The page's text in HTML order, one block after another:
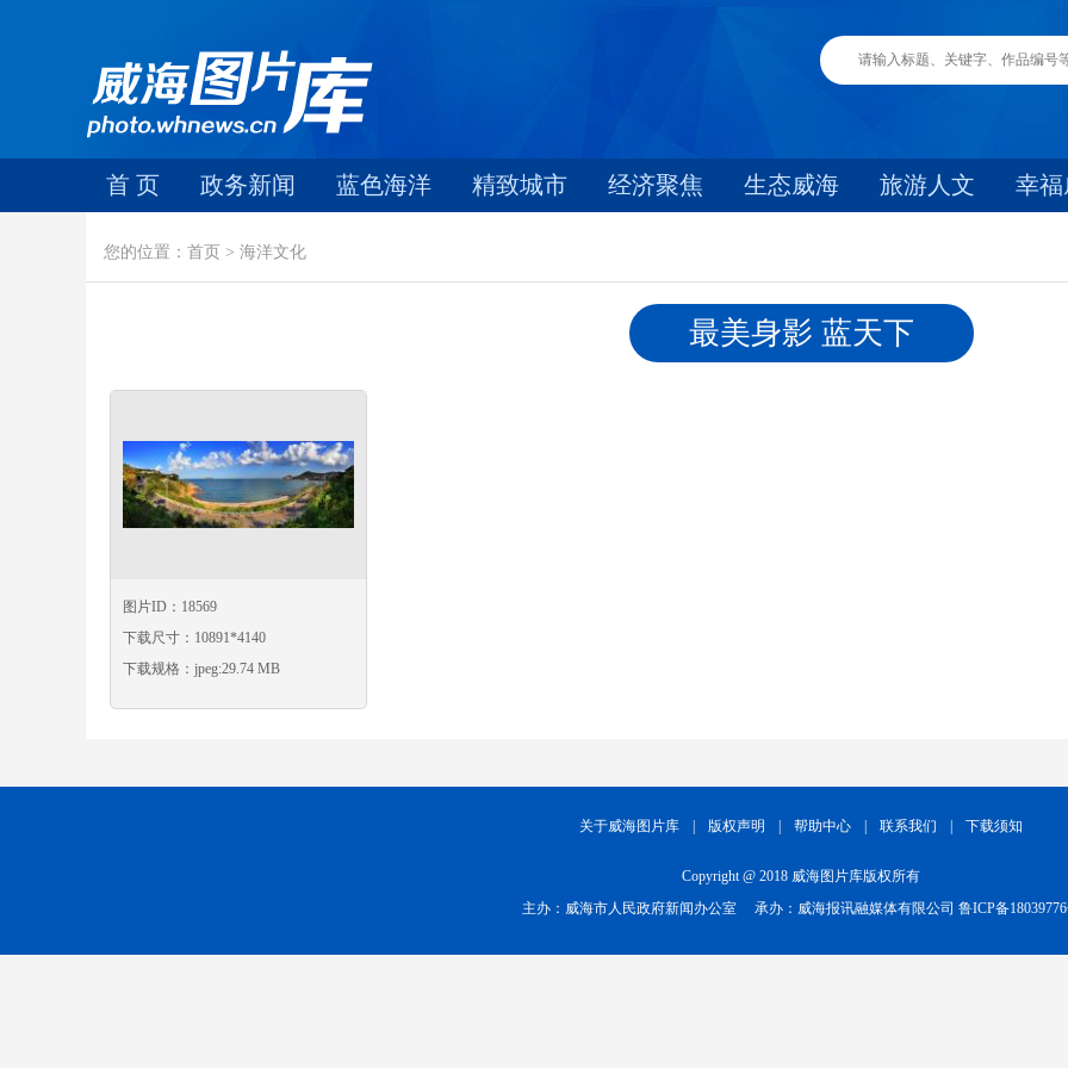
首 页 政务新闻 蓝色海洋 精致城市 经济聚焦 生态威海 旅游人文 幸
您的位置：首页 > 海洋文化
最美身影 蓝天下
图片ID：18569
下载尺寸：10891*4140
下载规格：jpeg:29.74 MB
关于威海图片库 版权声明 帮助中心 联系我们 下载须知
Copyright @ 2018 威海图片库版权所有
主办：威海市人民政府新闻办公室
承办：威海报讯融媒体有限公司 鲁ICP备